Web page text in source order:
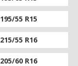
195/55 R15
215/55 R16
205/60 R16